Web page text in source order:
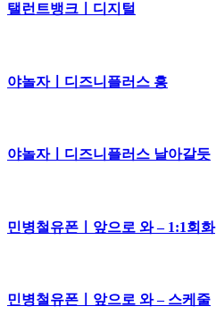
탤런트뱅크ㅣ디지털
야놀자ㅣ디즈니플러스 흥
야놀자ㅣ디즈니플러스 날아갈듯
민병철유폰ㅣ앞으로 와 – 1:1회화
민병철유폰ㅣ앞으로 와 – 스케줄